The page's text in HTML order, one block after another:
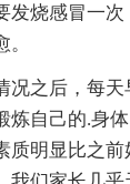
发烧感冒一次
之后，每天
炼自己的.身
质明显比之前